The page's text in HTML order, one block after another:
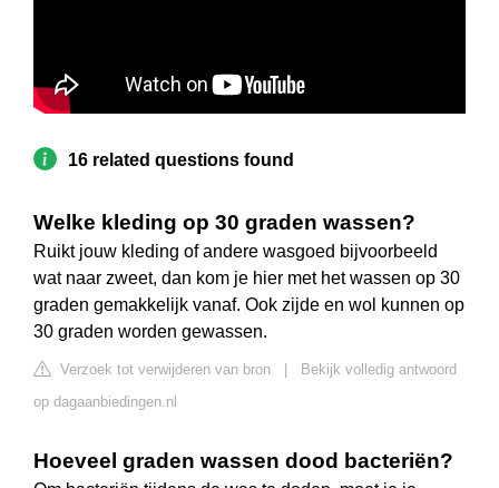
16 related questions found
Welke kleding op 30 graden wassen?
Ruikt jouw kleding of andere wasgoed bijvoorbeeld
wat naar zweet, dan kom je hier met het wassen op 30
graden gemakkelijk vanaf. Ook zijde en wol kunnen op
30 graden worden gewassen.
Verzoek tot verwijderen van bron
Bekijk volledig antwoord
op dagaanbiedingen.nl
Hoeveel graden wassen dood bacteriën?